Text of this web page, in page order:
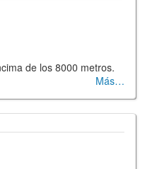
de los 8000 metros.
Más